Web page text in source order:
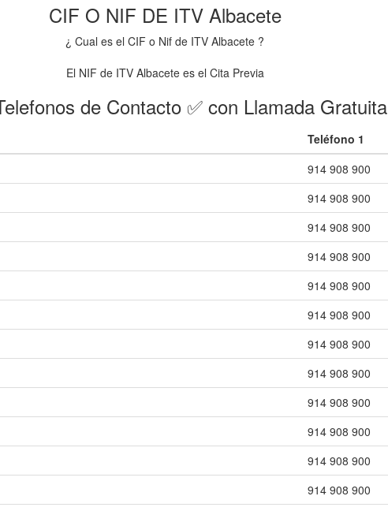
CIF O NIF DE ITV Albacete
¿ Cual es el CIF o Nif de ITV Albacete ?
El NIF de ITV Albacete es el Cita Previa
de Contacto ✅ con Llamada Gratuita
Teléfono 1
914 908 900
914 908 900
914 908 900
914 908 900
914 908 900
914 908 900
914 908 900
914 908 900
914 908 900
914 908 900
914 908 900
914 908 900